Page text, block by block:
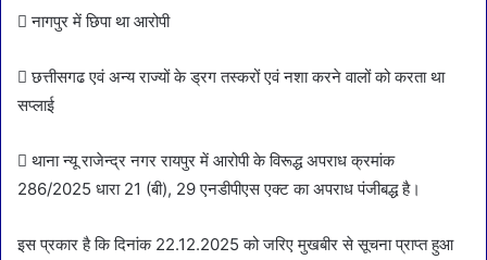
 नागपुर में छिपा था आरोपी
 छत्तीसगढ एवं अन्य राज्यों के ड्रग तस्करों एवं नशा करने वालों को करता था
सप्लाई
 थाना न्यू राजेन्द्र नगर रायपुर में आरोपी के विरूद्ध अपराध क्रमांक
286/2025 धारा 21 (बी), 29 एनडीपीएस एक्ट का अपराध पंजीबद्ध है।
इस प्रकार है कि दिनांक 22.12.2025 को जरिए मुखबीर से सूचना प्राप्त हुआ